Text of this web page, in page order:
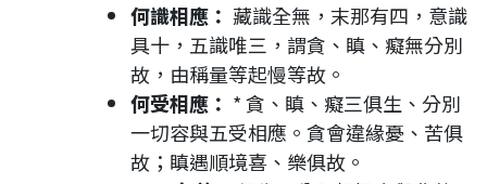
何識相應： 藏識全無，末那有四，意識
具十，五識唯三，謂貪、瞋、癡無分別
故，由稱量等起慢等故。
何受相應： * 貪、瞋、癡三俱生、分別
一切容與五受相應。貪會違緣憂、苦俱
故；瞋遇順境喜、樂俱故。